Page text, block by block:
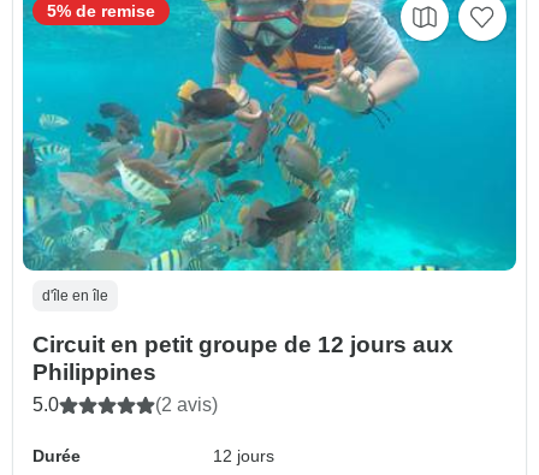
d'île en île
Circuit en petit groupe de 12 jours aux
Philippines
5.0 (2 avis)
Durée
12 jours
5% de remise